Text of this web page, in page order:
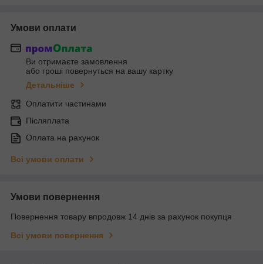
Умови оплати
Ви отримаєте замовлення
або гроші повернуться на вашу картку
Детальніше
Оплатити частинами
Післяплата
Оплата на рахунок
Всі умови оплати
Умови повернення
Повернення товару впродовж 14 днів за рахунок покупця
Всі умови повернення